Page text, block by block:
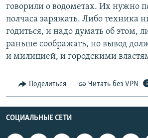
говорили о водометах. Их нужно
полчаса заряжать. Либо техника
годиться, и надо думать об этом,
раньше соображать, но вывод
и милицией, и городскими
Поделиться Читать без VPN
СОЦИАЛЬНЫЕ СЕТИ